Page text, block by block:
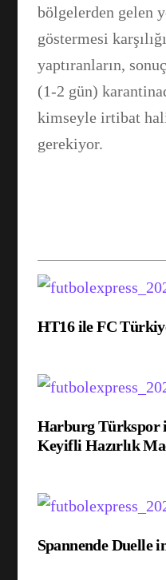
bölgelerden gelen
göstermesi
yaptıranların,
(1-2 gün)
kimseyle irtibat
gerekiyor.
HT16 ile FC
Harburg Türkspor
Keyifli Hazırlık
Spannende Duelle